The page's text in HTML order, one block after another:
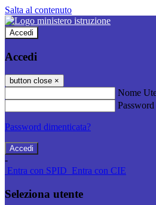
Salta al contenuto
Accedi
Accedi
button close ×
Nome
Password
Password dimenticata?
-
Entra con SPID Entra con CIE
Seleziona utente